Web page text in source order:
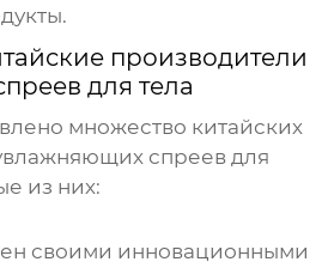
производители
для тела
множество китайских
спреев для
из них:
своими инновационными